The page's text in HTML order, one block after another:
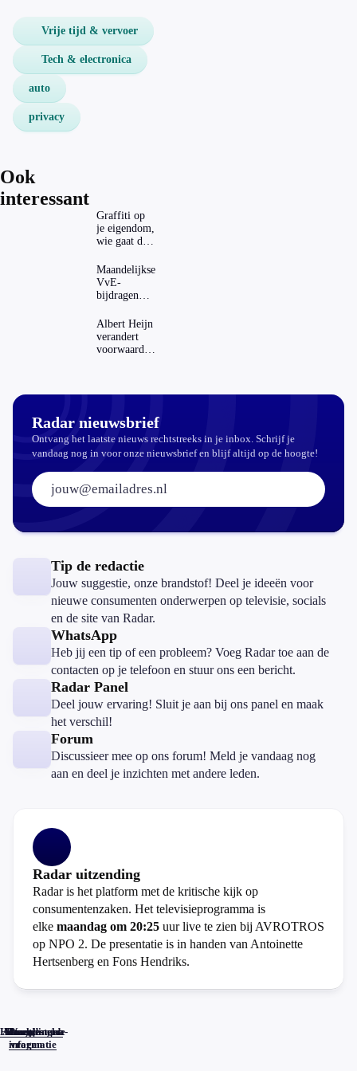
Vrije tijd & vervoer
Tech & electronica
auto
privacy
Ook
interessant
Graffiti op
je eigendom,
wie gaat dat
Maandelijkse
VvE-
bijdragen
dat invloed
op je
hypotheek?
Albert Heijn
verandert
voorwaarden
Radar nieuwsbrief
Ontvang het laatste nieuws rechtstreeks in je inbox. Schrijf je
vandaag nog in voor onze nieuwsbrief en blijf altijd op de hoogte!
E-mailadres:
Tip de redactie
Jouw suggestie, onze brandstof! Deel je ideeën voor
nieuwe consumenten onderwerpen op televisie, socials
en de site van Radar.
WhatsApp
Heb jij een tip of een probleem? Voeg Radar toe aan de
contacten op je telefoon en stuur ons een bericht.
Radar Panel
Deel jouw ervaring! Sluit je aan bij ons panel en maak
het verschil!
Forum
Discussieer mee op ons forum! Meld je vandaag nog
aan en deel je inzichten met andere leden.
Radar uitzending
Radar is het platform met de kritische kijk op
consumentenzaken. Het televisieprogramma is
elke maandag om 20:25 uur live te zien bij AVROTROS
op NPO 2. De presentatie is in handen van Antoinette
Hertsenberg en Fons Hendriks.
Home
Actueel
Uitzendingen
Reacties
Programma-
informatie
Veelgestelde
vragen